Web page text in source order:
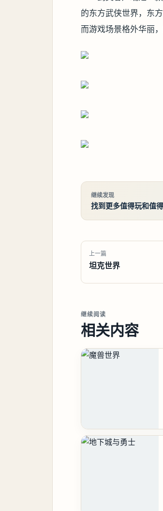
的东方武侠世界，东
而游戏场景格外华丽
继续发现
找到更多值得玩和值得
上一篇
坦克世界
继续阅读
相关内容